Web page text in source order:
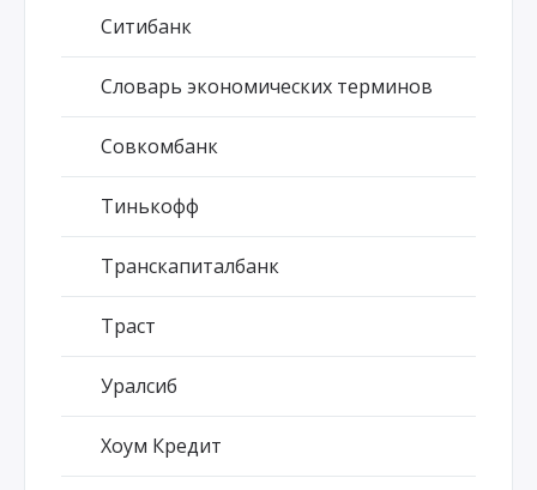
Ситибанк
Словарь экономических терминов
Совкомбанк
Тинькофф
Транскапиталбанк
Траст
Уралсиб
Хоум Кредит